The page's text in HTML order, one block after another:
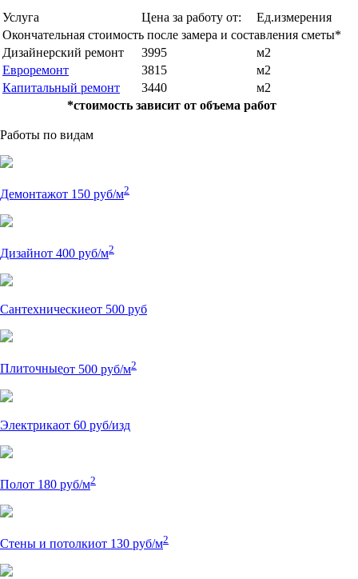
Услуга Цена за работу от:
Ед.измерения
Окончательная стоимость после замера и составления сметы*
Дизайнерский ремонт
3995
м2
Евроремонт
3815
м2
Капитальный ремонт
3440
м2
*стоимость зависит от объема работ
Работы по видам
Демонтажот 150 руб/м2
Дизайнот 400 руб/м2
Сантехническиеот 500 руб
Плиточныеот 500 руб/м2
Электрикаот 60 руб/изд
Полот 180 руб/м2
Стены и потолкиот 130 руб/м2